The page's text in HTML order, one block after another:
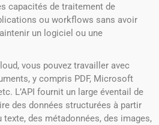
capacités de traitement de
ou workflows sans avoir
un logiciel ou une
vous pouvez travailler avec
y compris PDF, Microsoft
L’API fournit un large éventail de
des données structurées à partir
des métadonnées, des images,